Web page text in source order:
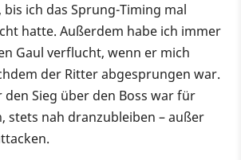
bis ich das Sprung-Timing mal
hatte. Außerdem habe ich immer
Gaul verflucht, wenn er mich
der Ritter abgesprungen war.
den Sieg über den Boss war für
stets nah dranzubleiben – außer